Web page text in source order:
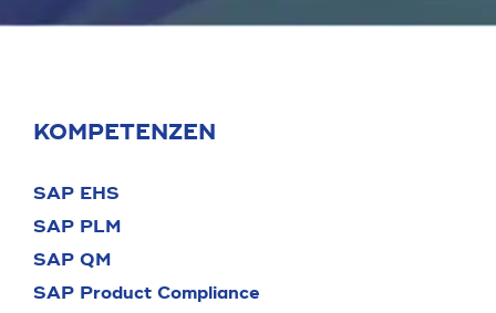
KOMPETENZEN
SAP EHS
SAP PLM
SAP QM
SAP Product Compliance